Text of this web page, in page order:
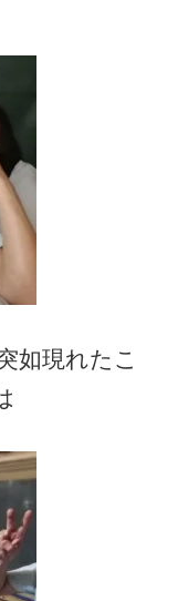
如現れたこ